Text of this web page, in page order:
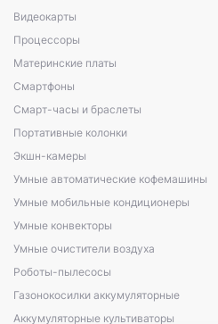
Видеокарты
Процессоры
Материнские платы
Смартфоны
Смарт-часы и браслеты
Портативные колонки
Экшн-камеры
Умные автоматические кофемашины
Умные мобильные кондиционеры
Умные конвекторы
Умные очистители воздуха
Роботы-пылесосы
Газонокосилки аккумуляторные
Аккумуляторные культиваторы